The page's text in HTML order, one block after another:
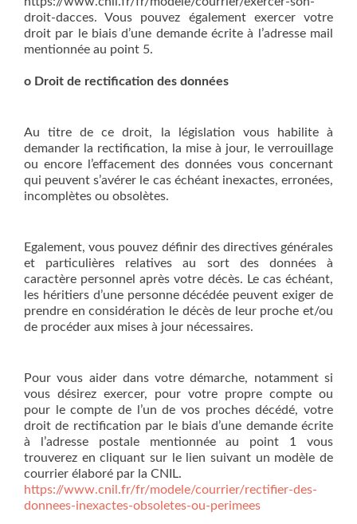
droit-dacces. Vous pouvez également exercer votre
droit par le biais d’une demande écrite à l’adresse mail
mentionnée au point 5.
o Droit de rectification des données
Au titre de ce droit, la législation vous habilite à
demander la rectification, la mise à jour, le verrouillage
ou encore l’effacement des données vous concernant
qui peuvent s’avérer le cas échéant inexactes, erronées,
incomplètes ou obsolètes.
Egalement, vous pouvez définir des directives générales
et particulières relatives au sort des données à
caractère personnel après votre décès. Le cas échéant,
les héritiers d’une personne décédée peuvent exiger de
prendre en considération le décès de leur proche et/ou
de procéder aux mises à jour nécessaires.
Pour vous aider dans votre démarche, notamment si
vous désirez exercer, pour votre propre compte ou
pour le compte de l’un de vos proches décédé, votre
droit de rectification par le biais d’une demande écrite
à l’adresse postale mentionnée au point 1 vous
trouverez en cliquant sur le lien suivant un modèle de
courrier élaboré par la CNIL.
https://www.cnil.fr/fr/modele/courrier/rectifier-des-
donnees-inexactes-obsoletes-ou-perimees